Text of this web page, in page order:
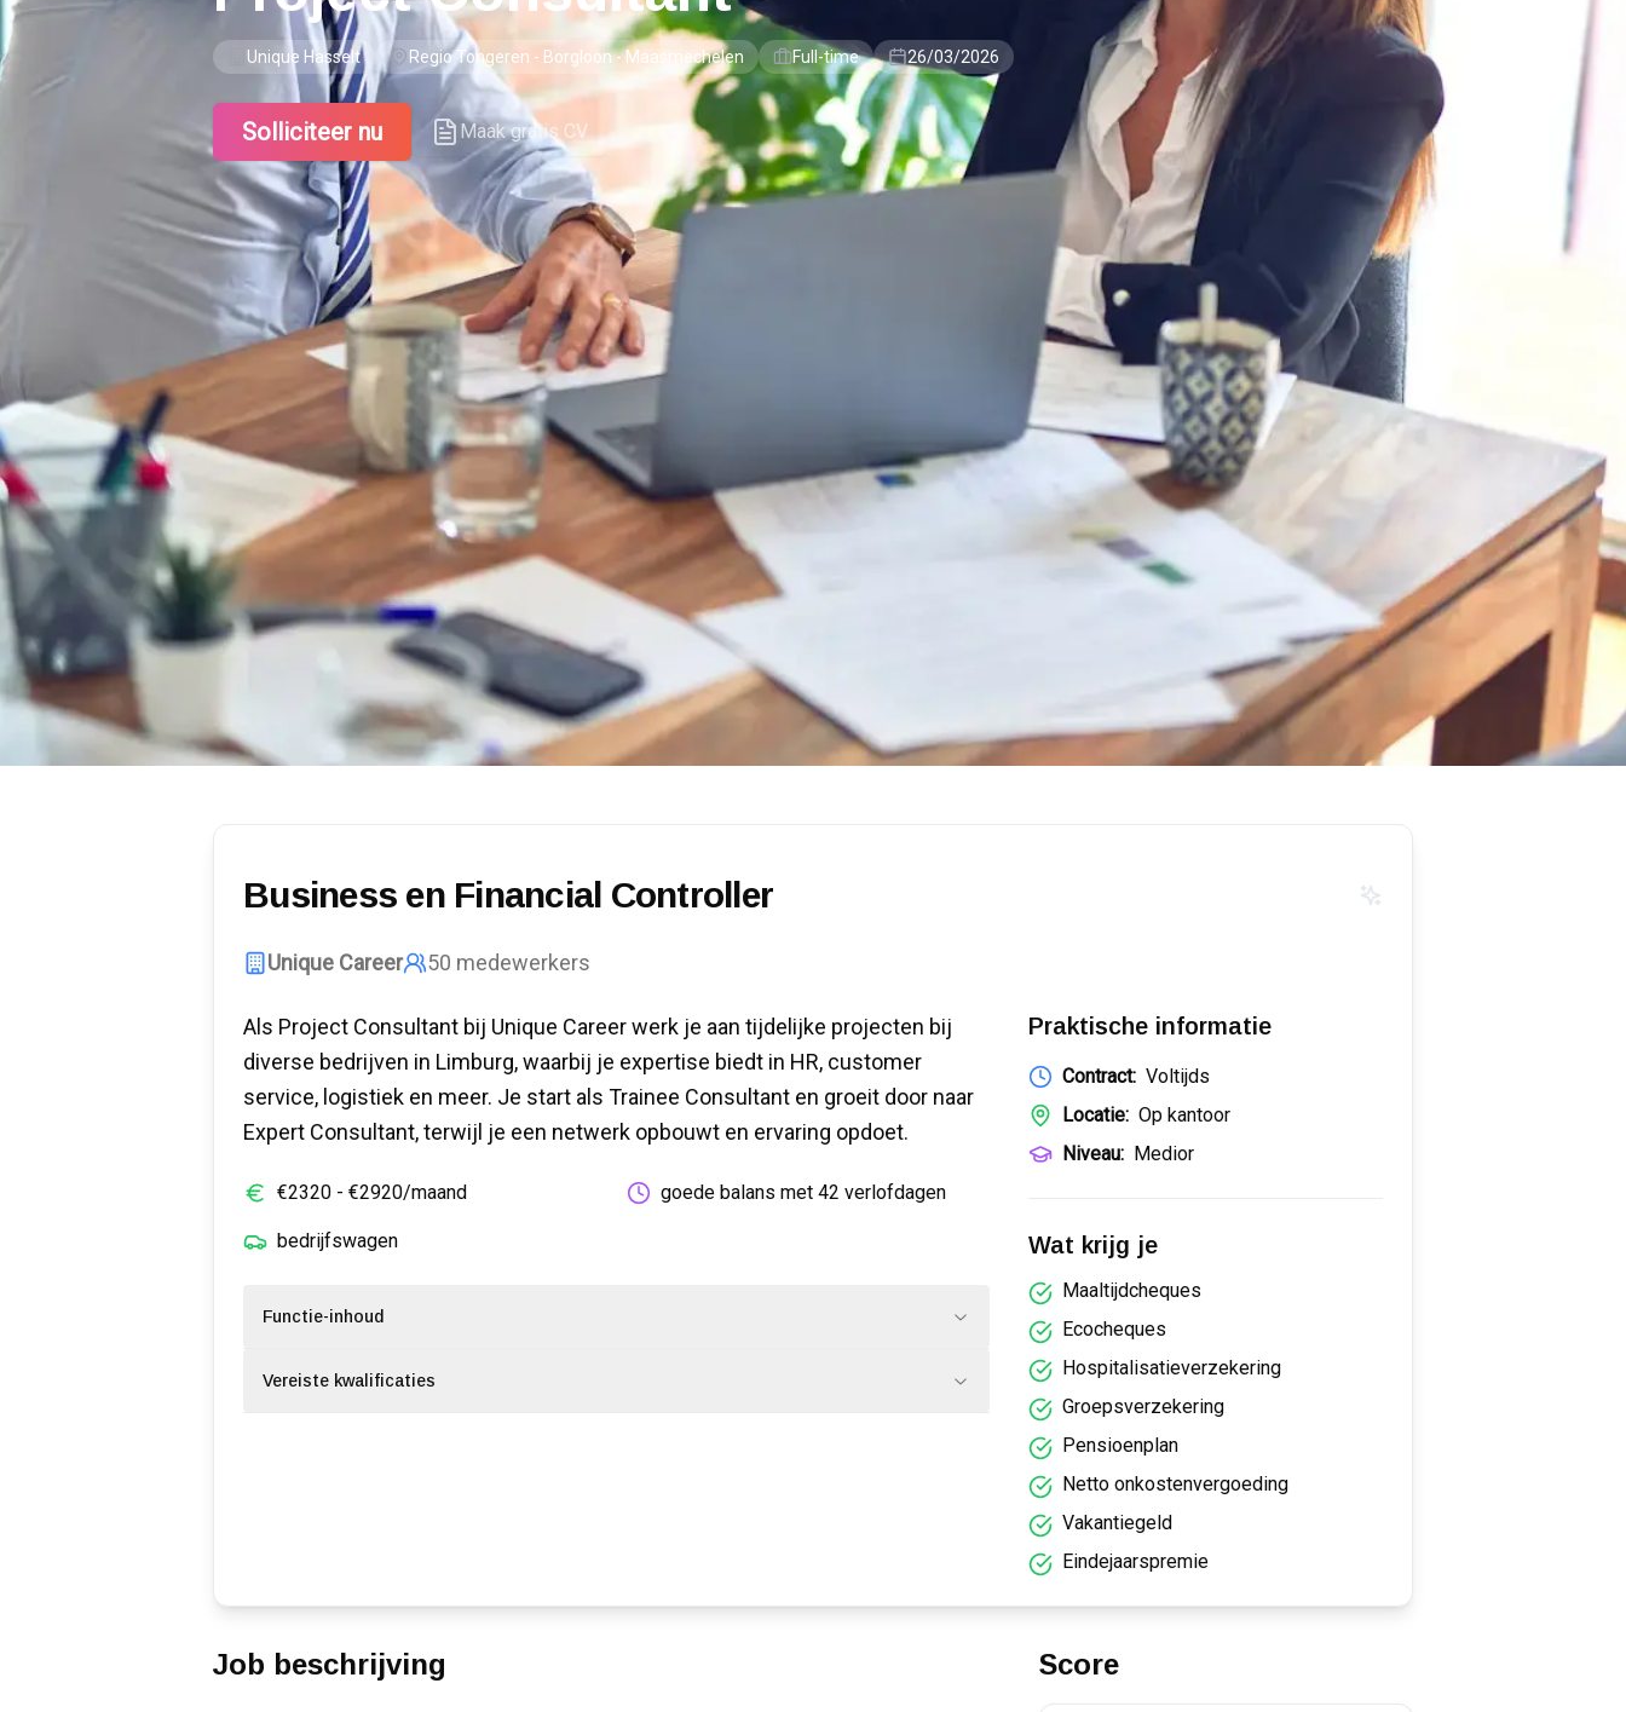
Unique Hasselt Regio Tongeren - Borgloon - Maasmechelen Full-time 26/03/2026
Solliciteer nu Maak gratis CV
Business en Financial Controller
Unique Career 50 medewerkers
Als Project Consultant bij Unique Career werk je aan tijdelijke projecten bij
diverse bedrijven in Limburg, waarbij je expertise biedt in HR, customer
service, logistiek en meer. Je start als Trainee Consultant en groeit door naar
Expert Consultant, terwijl je een netwerk opbouwt en ervaring opdoet.
€2320 - €2920/maand goede balans met 42 verlofdagen
bedrijfswagen
Functie-inhoud
Vereiste kwalificaties
Praktische informatie
Contract: Voltijds
Locatie: Op kantoor
Niveau: Medior
Wat krijg je
Maaltijdcheques
Ecocheques
Hospitalisatieverzekering
Groepsverzekering
Pensioenplan
Netto onkostenvergoeding
Vakantiegeld
Eindejaarspremie
Job beschrijving Score